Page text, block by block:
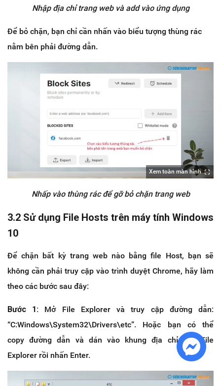
Nhập địa chỉ trang web và add vào ứng dụng
Để bỏ chặn, bạn chỉ cần nhấn vào biểu tượng thùng rác
nằm bên phải đường dẫn.
Xem toàn màn hình
Nhấp vào thùng rác để gỡ bỏ chặn trang web
3.2 Sử dụng File Hosts trên máy tính Windows
10
Để chặn bất kỳ trang web nào bằng file Host, bạn sẽ
không cần phải truy cập vào trình duyệt Chrome, hãy làm
theo các bước sau đây:
Bước 1: Mở File Explorer và truy cập đường dẫn:
“C:Windows\System32\Drivers\etc”. Hoặc bạn có thể
copy đường dẫn và dán vào khung địa chỉ của File
Explorer rồi nhấn Enter.